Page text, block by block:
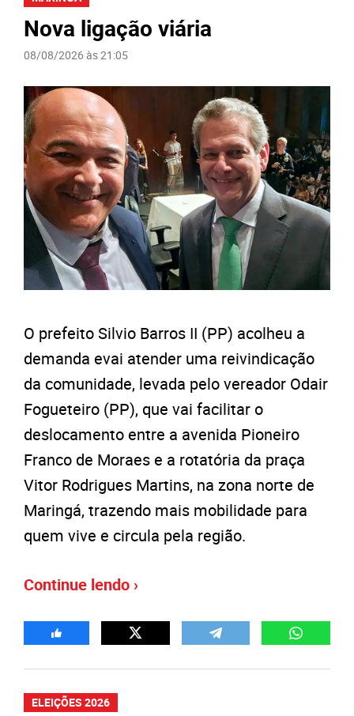
Nova ligação viária
08/08/2026 às 21:05
O prefeito Silvio Barros II (PP) acolheu a
demanda evai atender uma reivindicação
da comunidade, levada pelo vereador Odair
Fogueteiro (PP), que vai facilitar o
deslocamento entre a avenida Pioneiro
Franco de Moraes e a rotatória da praça
Vitor Rodrigues Martins, na zona norte de
Maringá, trazendo mais mobilidade para
quem vive e circula pela região.
Continue lendo ›
ELEIÇÕES 2026